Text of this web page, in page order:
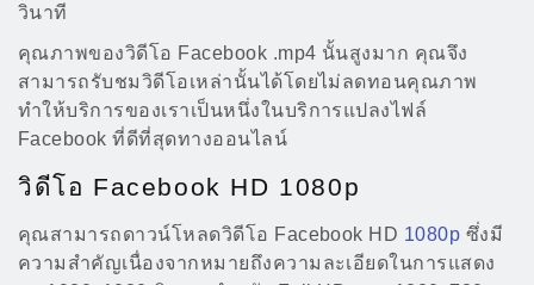
วินาที
คุณภาพของวิดีโอ Facebook .mp4 นั้นสูงมาก คุณจึง
สามารถรับชมวิดีโอเหล่านั้นได้โดยไม่ลดทอนคุณภาพ
ทำให้บริการของเราเป็นหนึ่งในบริการแปลงไฟล์
Facebook ที่ดีที่สุดทางออนไลน์
วิดีโอ Facebook HD 1080p
คุณสามารถดาวน์โหลดวิดีโอ Facebook HD 1080p ซึ่งมี
ความสำคัญเนื่องจากหมายถึงความละเอียดในการแสดง